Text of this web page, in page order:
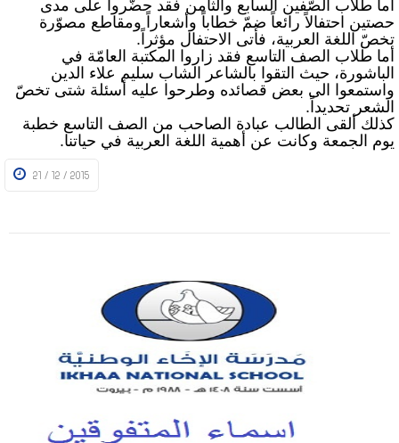
أما طلاّب الصّفين السابع والثامن فقد حضّروا على مدى
حصتين احتفالاً رائعاً ضمّ خطاباً وأشعاراً ومقاطع مصوّرة
تخصّ اللغة العربية، فأتى الاحتفال مؤثراً.
أما طلاب الصف التاسع فقد زاروا المكتبة العامّة في
الباشورة، حيث التقوا بالشاعر الشاب سليم علاء الدين
واستمعوا الى بعض قصائده وطرحوا عليه أسئلة شتى تخصّ
الشعر تحديداً.
كذلك ألقى الطالب عبادة الصاحب من الصف التاسع خطبة
يوم الجمعة وكانت عن أهمية اللغة العربية في حياتنا.
21 / 12 / 2015